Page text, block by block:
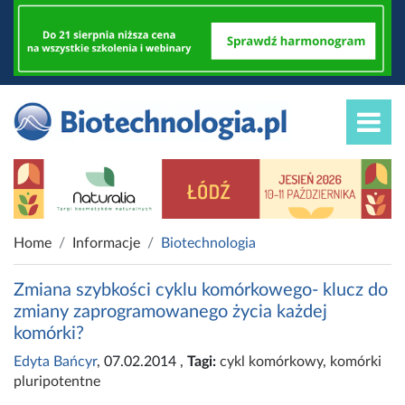
Home Informacje Biotechnologia
Zmiana szybkości cyklu komórkowego- klucz do
zmiany zaprogramowanego życia każdej
komórki?
Edyta Bańcyr, 07.02.2014 , Tagi: cykl komórkowy, komórki
pluripotentne